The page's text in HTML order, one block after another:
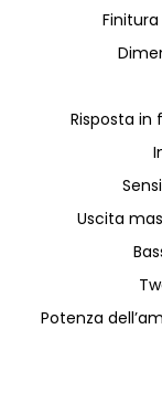
Risposta in
Uscita
Potenza